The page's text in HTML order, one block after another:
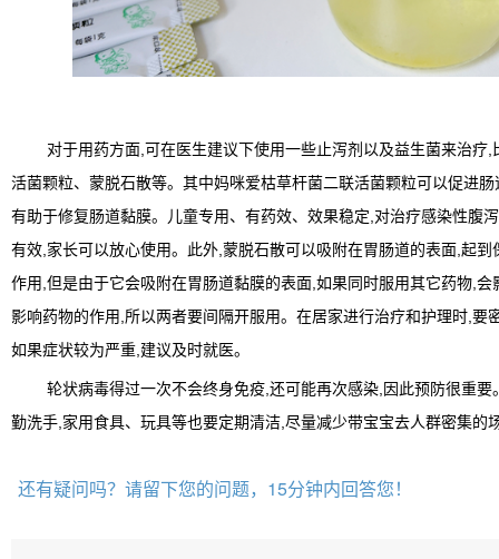
对于用药方面,可在医生建议下使用一些止泻剂以及益生菌来治疗
活菌颗粒、蒙脱石散等。其中妈咪爱枯草杆菌二联活菌颗粒可以促进
有助于修复肠道黏膜。儿童专用、有药效、效果稳定,对治疗感染性腹
有效,家长可以放心使用。此外,蒙脱石散可以吸附在胃肠道的表面,起
作用,但是由于它会吸附在胃肠道黏膜的表面,如果同时服用其它药物,
影响药物的作用,所以两者要间隔开服用。在居家进行治疗和护理时,要
如果症状较为严重,建议及时就医。
轮状病毒得过一次不会终身免疫,还可能再次感染,因此预防很重
勤洗手,家用食具、玩具等也要定期清洁,尽量减少带宝宝去人群密集的
还有疑问吗？请留下您的问题，15分钟内回答您！